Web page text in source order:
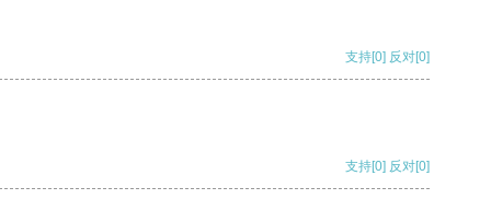
支持[0] 反对[0]
支持[0] 反对[0]